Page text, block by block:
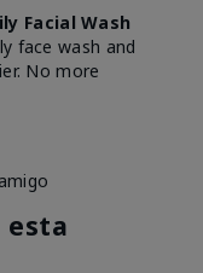
Facial Wash
face wash and
No more